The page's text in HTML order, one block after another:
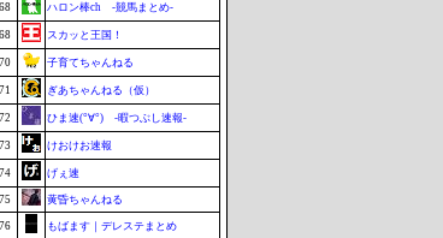
68 ハロン棒ch -競馬まとめ-
68 スカッと王国！
70 子育てちゃんねる
71 ぎあちゃんねる（仮）
72 ひま速(°∀°) -暇つぶし速報-
73 けおけお速報
74 げぇ速
75 黄昏ちゃんねる
76 もばます｜デレステまとめ